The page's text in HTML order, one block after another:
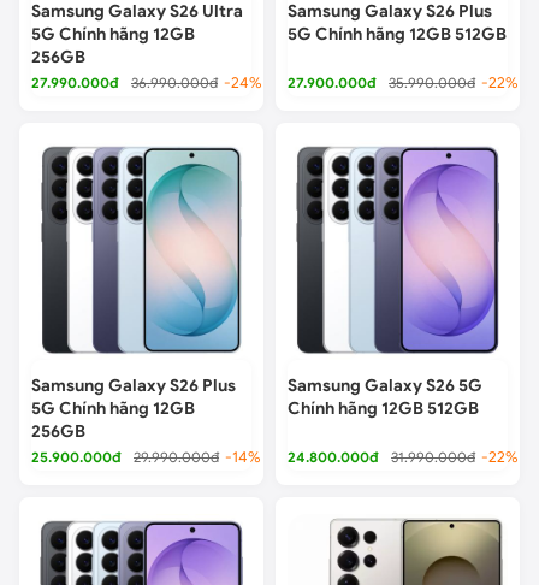
Samsung Galaxy S26 Ultra
5G Chính hãng 12GB
256GB
27.990.000đ 36.990.000đ -24%
Samsung Galaxy S26 Plus
5G Chính hãng 12GB 512GB
27.900.000đ 35.990.000đ -22%
Samsung Galaxy S26 Plus
5G Chính hãng 12GB
256GB
25.900.000đ 29.990.000đ -14%
Samsung Galaxy S26 5G
Chính hãng 12GB 512GB
24.800.000đ 31.990.000đ -22%